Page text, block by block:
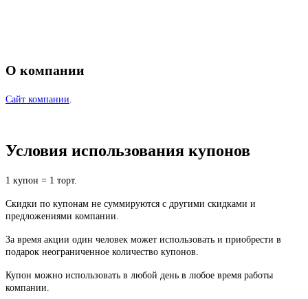
О компании
Сайт компании
Условия использования купонов
1 купон = 1 торт.
Скидки по купонам не суммируются с другими скидками и
предложениями компании.
За время акции один человек может использовать и приобрести в
подарок неограниченное количество купонов.
Купон можно использовать в любой день в любое время работы
компании.